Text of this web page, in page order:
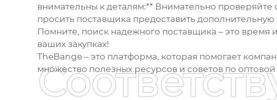
внимательны к деталям:** Внимательно
просить поставщика предоставить
Помните, поиск надежного поставщика – это время
ваших закупках!
TheBange– это платформа, которая помогает
множество полезных ресурсов и советов по оптовой